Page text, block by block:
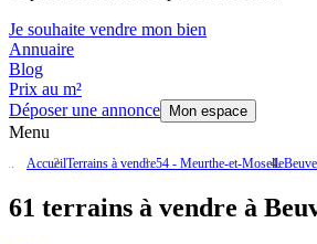
Je souhaite vendre mon bien
Annuaire
Blog
Prix au m²
Déposer une annonce
Mon espace
Menu
AccueilTerrains à vendre54 - Meurthe-et-Moselle
61 terrains à vendre à